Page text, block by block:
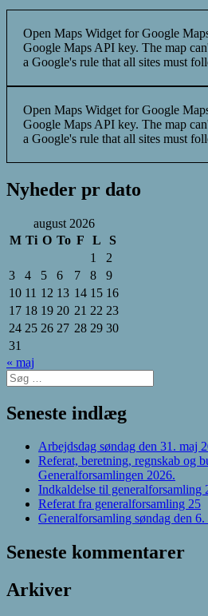
Open Maps Widget for Google
Google Maps API key. The map
a Google's rule that all sites must
Open Maps Widget for Google
Google Maps API key. The map
a Google's rule that all sites must
Nyheder pr dato
august 2026
M Ti O To F L
S
1
2
3
4 5 6 7 8
9
10 11 12 13 14 15 16
17 18 19 20 21 22 23
24 25 26 27 28 29 30
31
« maj
Søg
efter:
Seneste indlæg
Arbejdsdag søndag den 31. maj
Referat, beretning, regnskab og
Generalforsamlingen 2026.
Indkaldelse til generalforsamling
Referat fra generalforsamling 25
Generalforsamling søndag den
Seneste kommentarer
Arkiver